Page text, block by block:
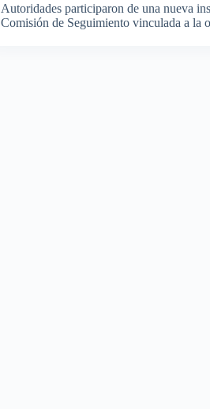
Autoridades participaron de una nueva
Comisión de Seguimiento vinculada a la